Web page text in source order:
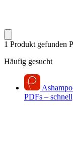
1 Produkt gefunden
Häufig gesucht
PDFs –